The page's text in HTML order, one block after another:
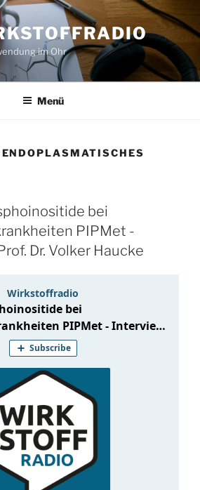
im Ohr
Menü
ENDOPLASMATISCHES
bei
PIPMet -
Dr. Volker Haucke